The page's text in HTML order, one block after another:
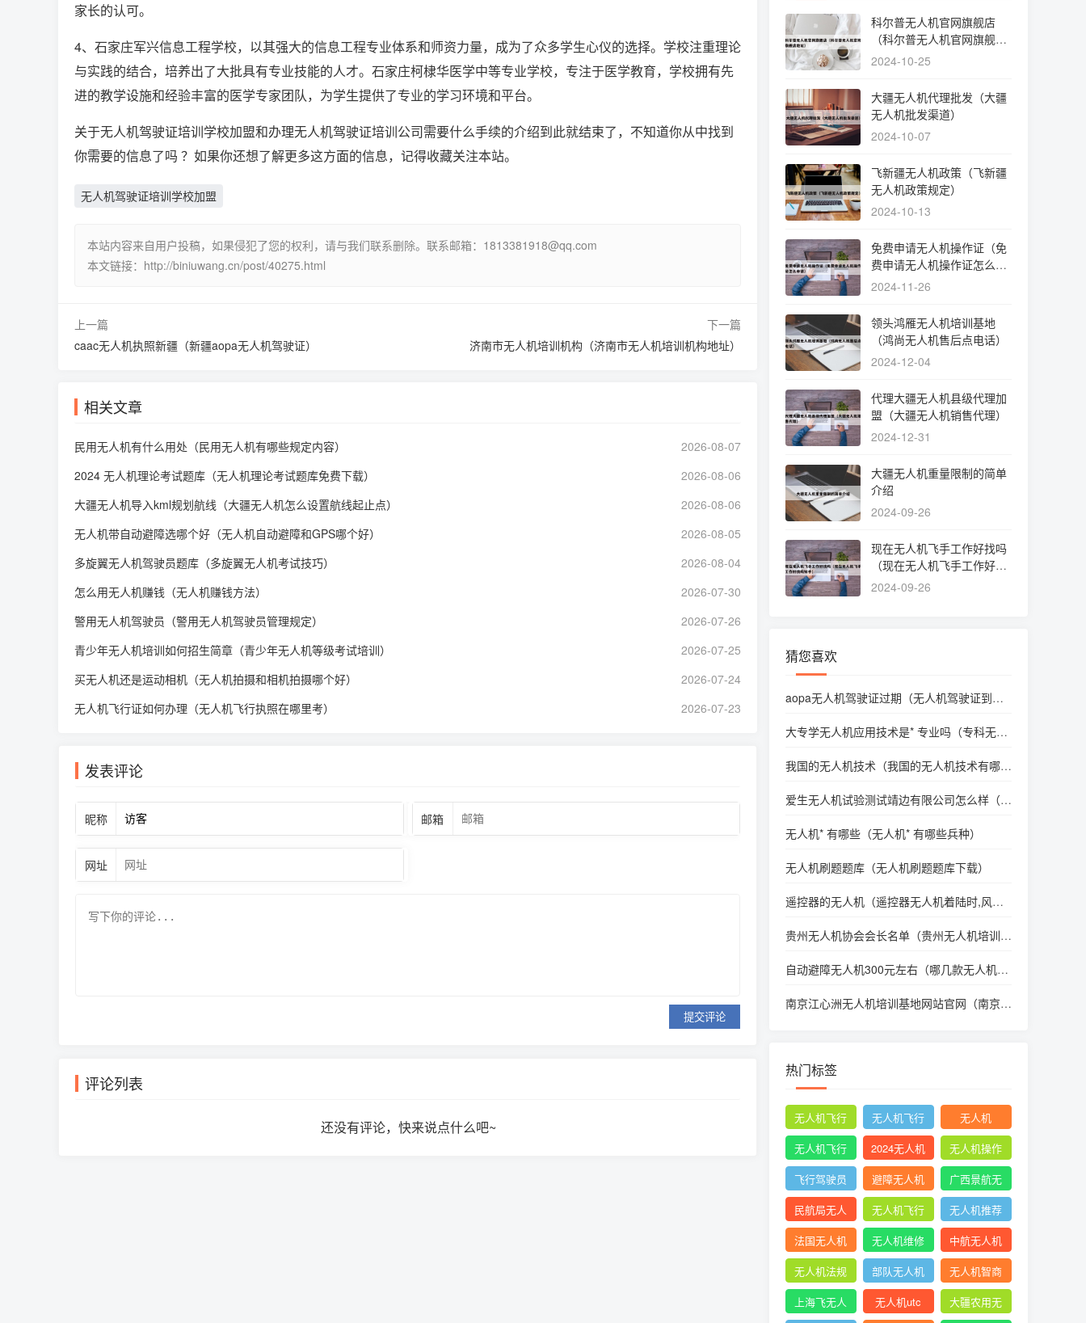
家长的认可。
4、石家庄军兴信息工程学校，以其强大的信息工程专业体系和师资力量，成为了众多学生心仪的选择。学校注重理论
与实践的结合，培养出了大批具有专业技能的人才。石家庄柯棣华医学中等专业学校，专注于医学教育，学校拥有先
进的教学设施和经验丰富的医学专家团队，为学生提供了专业的学习环境和平台。
关于无人机驾驶证培训学校加盟和办理无人机驾驶证培训公司需要什么手续的介绍到此就结束了，不知道你从中找到
你需要的信息了吗 ？如果你还想了解更多这方面的信息，记得收藏关注本站。
无人机驾驶证培训学校加盟
本站内容来自用户投稿，如果侵犯了您的权利，请与我们联系删除。联系邮箱：1813381918@qq.com
本文链接：http://biniuwang.cn/post/40275.html
上一篇
caac无人机执照新疆（新疆aopa无人机驾驶证）
下一篇
济南市无人机培训机构（济南市无人机培训机构地址）
相关文章
民用无人机有什么用处（民用无人机有哪些规定内容）
2026-08-07
2024 无人机理论考试题库（无人机理论考试题库免费下载）
2026-08-06
大疆无人机导入kml规划航线（大疆无人机怎么设置航线起止点）
2026-08-06
无人机带自动避障选哪个好（无人机自动避障和GPS哪个好）
2026-08-05
多旋翼无人机驾驶员题库（多旋翼无人机考试技巧）
2026-08-04
怎么用无人机赚钱（无人机赚钱方法）
2026-07-30
警用无人机驾驶员（警用无人机驾驶员管理规定）
2026-07-26
青少年无人机培训如何招生简章（青少年无人机等级考试培训）
2026-07-25
买无人机还是运动相机（无人机拍摄和相机拍摄哪个好）
2026-07-24
无人机飞行证如何办理（无人机飞行执照在哪里考）
2026-07-23
发表评论
昵称 邮箱
网址
提交评论
评论列表
还没有评论，快来说点什么吧~
科尔普无人机官网旗舰店
（科尔普无人机官网旗舰店
地址）
2024-10-25
大疆无人机代理批发（大疆
无人机批发渠道）
2024-10-07
飞新疆无人机政策（飞新疆
无人机政策规定）
2024-10-13
免费申请无人机操作证（免
费申请无人机操作证怎么申
请）
2024-11-26
领头鸿雁无人机培训基地
（鸿尚无人机售后点电话）
2024-12-04
代理大疆无人机县级代理加
盟（大疆无人机销售代理）
2024-12-31
大疆无人机重量限制的简单
介绍
2024-09-26
现在无人机飞手工作好找吗
（现在无人机飞手工作好找
吗知乎）
2024-09-26
猜您喜欢
aopa无人机驾驶证过期（无人机驾驶证到期
大专学无人机应用技术是* 专业吗（专科无人
我国的无人机技术（我国的无人机技术有哪
爱生无人机试验测试靖边有限公司怎么样（爱
无人机* 有哪些（无人机* 有哪些兵种）
无人机刷题题库（无人机刷题题库下载）
遥控器的无人机（遥控器无人机着陆时,风速
贵州无人机协会会长名单（贵州无人机培训学
自动避障无人机300元左右（哪几款无人机有
南京江心洲无人机培训基地网站官网（南京江
热门标签
无人机飞行
时收起襟翼
无人机飞行
申请
无人机
无人机飞行
申报
2024无人机
新规
无人机操作
手册
飞行驾驶员
操纵无人机
坡度转弯时
避障无人机
广西景航无
人机有限公
司官网首页
民航局无人
机
无人机飞行
控制系统中
的pid控制器
无人机推荐
知乎
法国无人机 无人机维修
中航无人机
成都
无人机法规 部队无人机
无人机智商
税
上海飞无人
无人机utc
大疆农用无